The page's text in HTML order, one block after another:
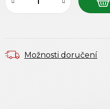
Možnosti doručení